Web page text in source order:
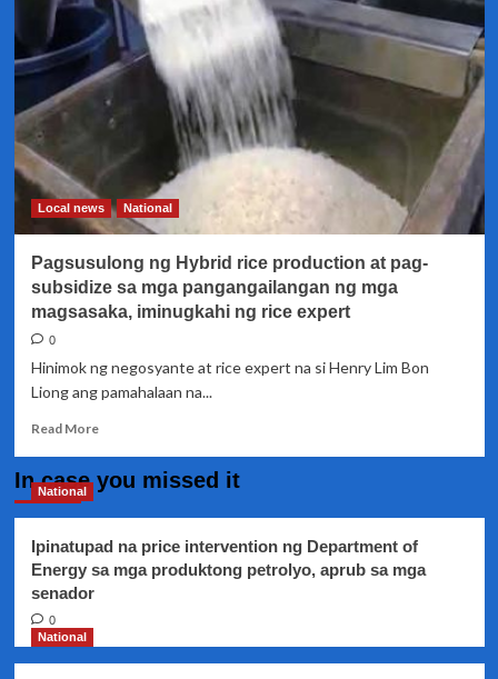
Local news National
Pagsusulong ng Hybrid rice production at pag-
subsidize sa mga pangangailangan ng mga
magsasaka, iminugkahi ng rice expert
0
Hinimok ng negosyante at rice expert na si Henry Lim Bon
Liong ang pamahalaan na...
Read MoreRead
Pagsusulong
rice
production
In case you missed it
National
Ipinatupad na price intervention ng Department of
Energy sa mga produktong petrolyo, aprub sa mga
senador
0
National